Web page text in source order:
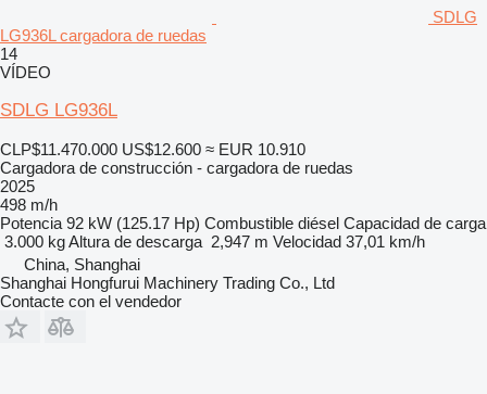
SDLG
LG936L cargadora de ruedas
14
VÍDEO
SDLG LG936L
CLP$11.470.000 US$12.600 ≈ EUR 10.910
Cargadora de construcción - cargadora de ruedas
2025
498 m/h
Potencia 92 kW (125.17 Hp) Combustible diésel Capacidad de carga
3.000 kgAltura de descarga 2,947 m Velocidad 37,01 km/h
China, Shanghai
Shanghai Hongfurui Machinery Trading Co., Ltd
Contacte con el vendedor